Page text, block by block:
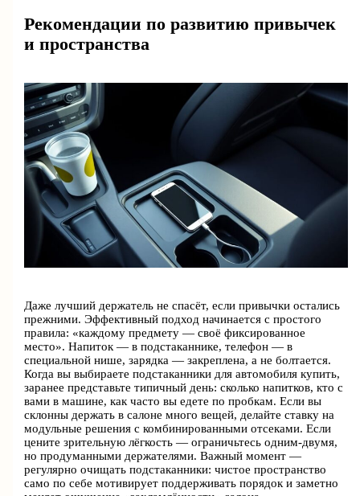
Рекомендации по развитию привычек
и пространства
Даже лучший держатель не спасёт, если привычки остались
прежними. Эффективный подход начинается с простого
правила: «каждому предмету — своё фиксированное
место». Напиток — в подстаканнике, телефон — в
специальной нише, зарядка — закреплена, а не болтается.
Когда вы выбираете подстаканники для автомобиля купить,
заранее представьте типичный день: сколько напитков, кто с
вами в машине, как часто вы едете по пробкам. Если вы
склонны держать в салоне много вещей, делайте ставку на
модульные решения с комбинированными отсеками. Если
цените зрительную лёгкость — ограничьтесь одним-двумя,
но продуманными держателями. Важный момент —
регулярно очищать подстаканники: чистое пространство
само по себе мотивирует поддерживать порядок и заметно